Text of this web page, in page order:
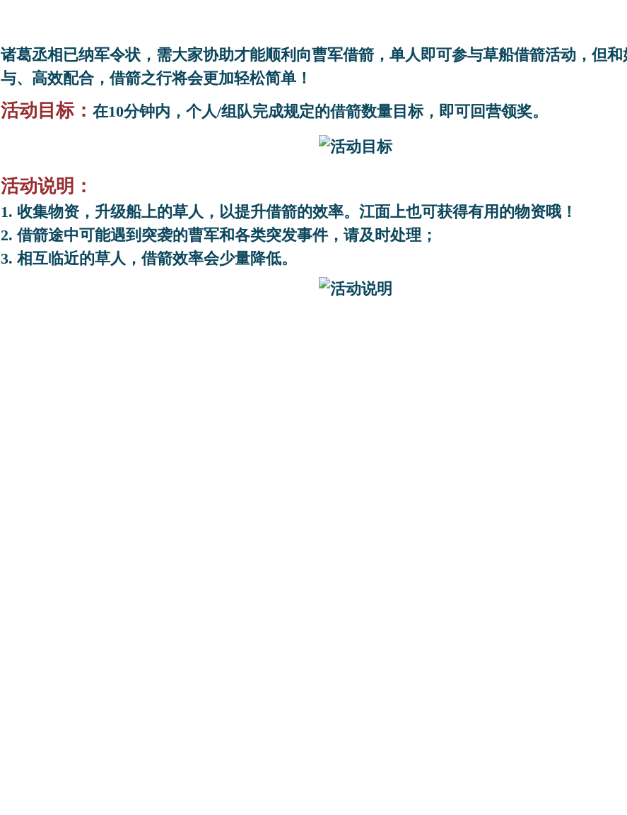
诸葛丞相已纳军令状，需大家协助才能顺利向曹军借箭，单人即可参与草船借箭活动，但
与、高效配合，借箭之行将会更加轻松简单！
活动目标： 在10分钟内，个人/组队完成规定的借箭数量目标，即可回营领奖。
活动说明：
1. 收集物资，升级船上的草人，以提升借箭的效率。江面上也可获得有用的物资哦！
2. 借箭途中可能遇到突袭的曹军和各类突发事件，请及时处理；
3. 相互临近的草人，借箭效率会少量降低。